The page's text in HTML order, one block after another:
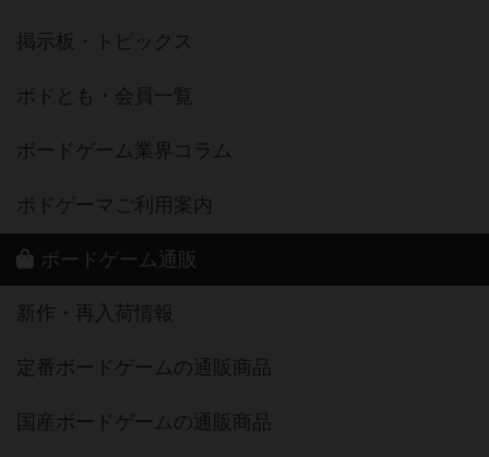
掲示板・トピックス
ボドとも・会員一覧
ボードゲーム業界コラム
ボドゲーマご利用案内
ボードゲーム通販
新作・再入荷情報
定番ボードゲームの通販商品
国産ボードゲームの通販商品